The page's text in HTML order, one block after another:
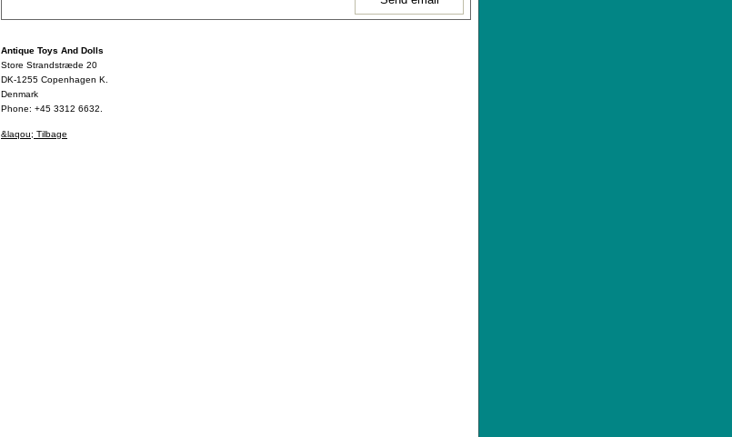
Antique Toys And Dolls
Store Strandstræde 20
DK-1255 Copenhagen K.
Denmark
Phone: +45 3312 6632.
&laqou; Tilbage